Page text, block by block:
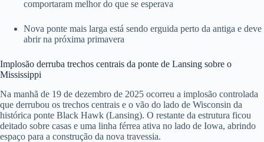
comportaram melhor do que se esperava
Nova ponte mais larga está sendo erguida perto da antiga e deve
abrir na próxima primavera
Implosão derruba trechos centrais da ponte de Lansing sobre o
Mississippi
Na manhã de 19 de dezembro de 2025 ocorreu a implosão controlada
que derrubou os trechos centrais e o vão do lado de Wisconsin da
histórica ponte Black Hawk (Lansing). O restante da estrutura ficou
deitado sobre casas e uma linha férrea ativa no lado de Iowa, abrindo
espaço para a construção da nova travessia.